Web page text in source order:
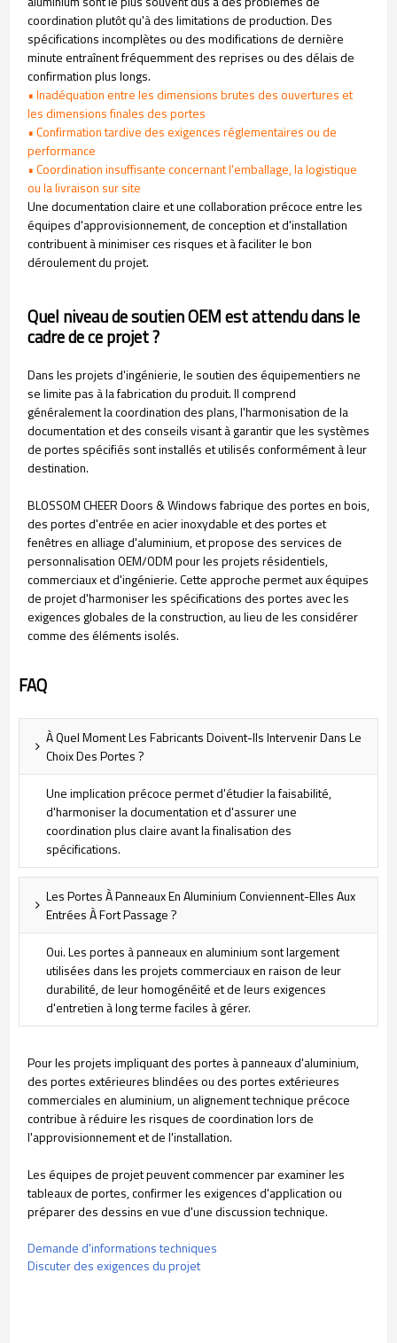
coordination plutôt qu'à des limitations de production. Des
spécifications incomplètes ou des modifications de dernière
minute entraînent fréquemment des reprises ou des délais de
confirmation plus longs.
•Inadéquation entre les dimensions brutes des ouvertures et
les dimensions finales des portes
•Confirmation tardive des exigences réglementaires ou de
performance
•Coordination insuffisante concernant l'emballage, la logistique
ou la livraison sur site
Une documentation claire et une collaboration précoce entre les
équipes d'approvisionnement, de conception et d'installation
contribuent à minimiser ces risques et à faciliter le bon
déroulement du projet.
Quel niveau de soutien OEM est attendu dans le
cadre de ce projet ?
Dans les projets d'ingénierie, le soutien des équipementiers ne
se limite pas à la fabrication du produit. Il comprend
généralement la coordination des plans, l'harmonisation de la
documentation et des conseils visant à garantir que les systèmes
de portes spécifiés sont installés et utilisés conformément à leur
destination.
BLOSSOM CHEER Doors & Windows fabrique des portes en bois,
des portes d'entrée en acier inoxydable et des portes et
fenêtres en alliage d'aluminium, et propose des services de
personnalisation OEM/ODM pour les projets résidentiels,
commerciaux et d'ingénierie. Cette approche permet aux équipes
de projet d'harmoniser les spécifications des portes avec les
exigences globales de la construction, au lieu de les considérer
comme des éléments isolés.
FAQ
À Quel Moment Les Fabricants Doivent-Ils Intervenir Dans Le
Choix Des Portes ?
Une implication précoce permet d'étudier la faisabilité,
d'harmoniser la documentation et d'assurer une
coordination plus claire avant la finalisation des
spécifications.
Les Portes À Panneaux En Aluminium Conviennent-Elles Aux
Entrées À Fort Passage ?
Oui. Les portes à panneaux en aluminium sont largement
utilisées dans les projets commerciaux en raison de leur
durabilité, de leur homogénéité et de leurs exigences
d'entretien à long terme faciles à gérer.
Pour les projets impliquant des portes à panneaux d'aluminium,
des portes extérieures blindées ou des portes extérieures
commerciales en aluminium, un alignement technique précoce
contribue à réduire les risques de coordination lors de
l'approvisionnement et de l'installation.
Les équipes de projet peuvent commencer par examiner les
tableaux de portes, confirmer les exigences d'application ou
préparer des dessins en vue d'une discussion technique.
Demande d'informations techniques
Discuter des exigences du projet